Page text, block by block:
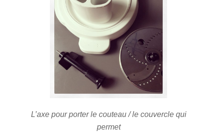
L’axe pour porter le couteau / le couvercle qui
permet